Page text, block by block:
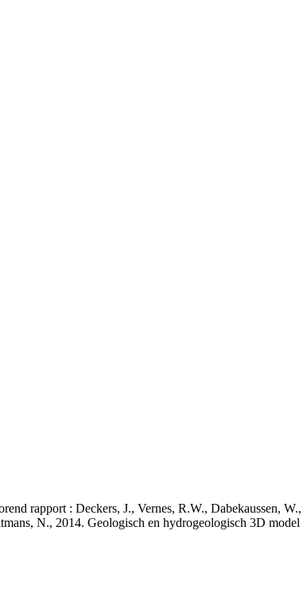
rapport : Deckers, J., Vernes, R.W., Dabekaussen,
N., 2014. Geologisch en hydrogeologisch 3D